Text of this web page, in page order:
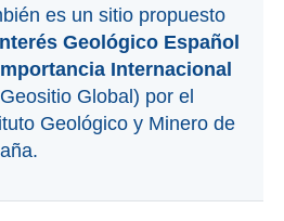
Villas y
Cortijos
es un sitio propuesto
Geológico Español
Internacional
Global) por el
Geológico y Minero de